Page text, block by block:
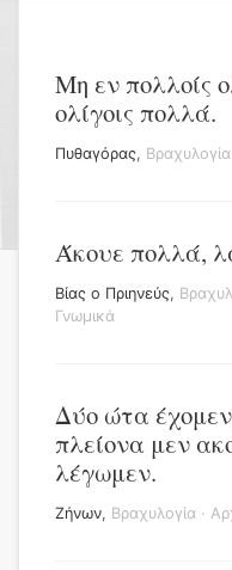
Μη εν πολλοίς
ολίγοις πολλά.
Πυθαγόρας, Βραχυλογία
Άκουε πολλά,
Βίας ο Πριηνεύς,
Γνωμικά
Δύο ώτα
πλείονα μεν
λέγωμεν.
Ζήνων, Βραχυλογία ·